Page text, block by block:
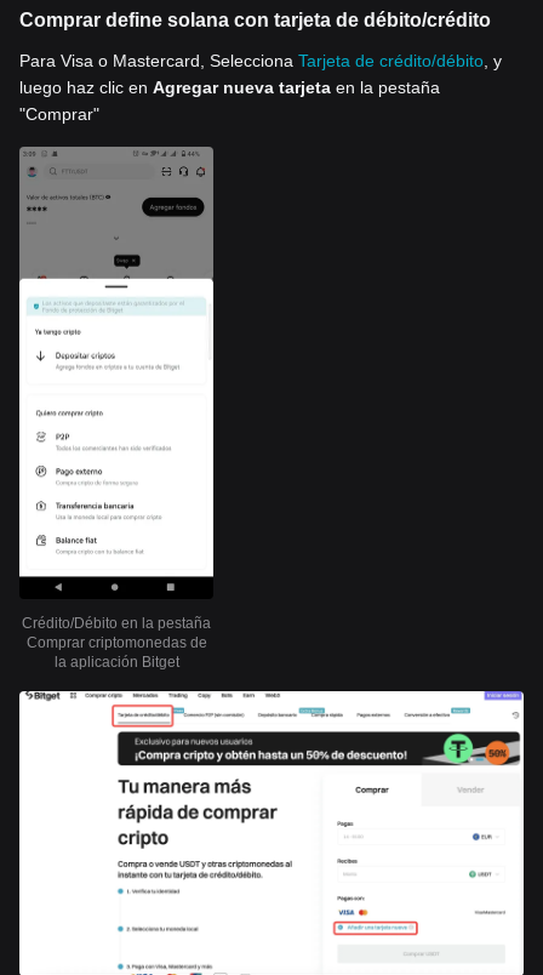
Comprar define solana con tarjeta de débito/crédito
Para Visa o Mastercard, Selecciona Tarjeta de crédito/débito , y
luego haz clic en Agregar nueva tarjeta en la pestaña
"Comprar"
Crédito/Débito en la pestaña
Comprar criptomonedas de
la aplicación Bitget